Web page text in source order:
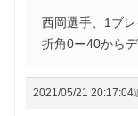
西岡選手、1ブレ
折角0ー40から
2021/05/21 20:17:04